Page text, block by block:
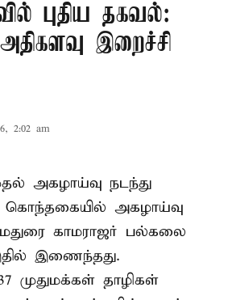
புதிய தகவல்:
இறைச்சி
2:02 am
அகழாய்வு நடந்து
கொந்தகையில் அகழாய்வு
காமராஜர் பல்கலை
இணைந்தது.
முதுமக்கள் தாழிகள்